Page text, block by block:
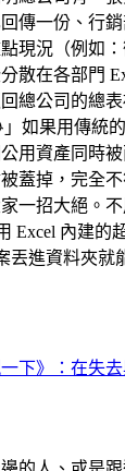
傳一份、行
現況（例如
散在各部門
總公司的總
如果用傳統
用資產同時
蓋掉，完全
一招大絕。
Excel 內建
丟進資料夾就
下》：在失